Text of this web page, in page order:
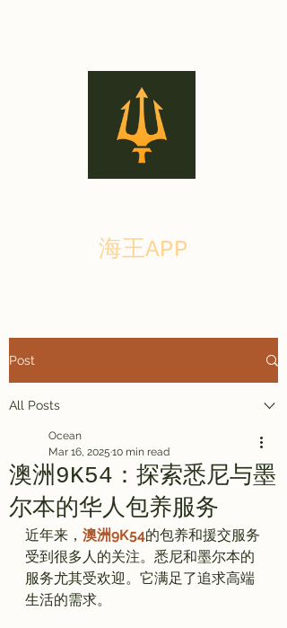
海王APP
Post
All Posts
澳洲9K54：探索悉尼与墨
尔本的华人包养服务
Ocean
Mar 16, 2025 10 min read
近年来， 澳洲9K54的包养和援交服务
受到很多人的关注。悉尼和墨尔本的
服务尤其受欢迎。它满足了追求高端
生活的需求。